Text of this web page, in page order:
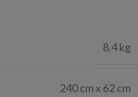
8.4 kg
240 cm x 62 cm